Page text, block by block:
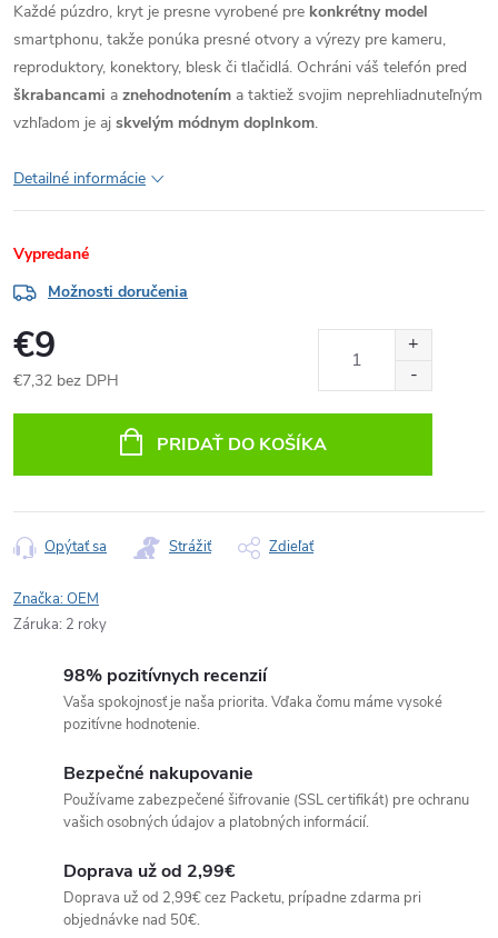
Každé púzdro, kryt je presne vyrobené pre konkrétny model
smartphonu, takže ponúka presné otvory a výrezy pre kameru,
reproduktory, konektory, blesk či tlačidlá. Ochráni váš telefón pred
škrabancami a znehodnotením a taktiež svojim neprehliadnuteľným
vzhľadom je aj skvelým módnym doplnkom.
Detailné informácie
Vypredané
Možnosti doručenia
€9
€7,32 bez DPH
PRIDAŤ DO KOŠÍKA
Opýtať sa Strážiť Zdieľať
Značka:OEM
Záruka: 2 roky
98% pozitívnych recenzií
Vaša spokojnosť je naša priorita. Vďaka čomu máme vysoké
pozitívne hodnotenie.
Bezpečné nakupovanie
Používame zabezpečené šifrovanie (SSL certifikát) pre ochranu
vašich osobných údajov a platobných informácií.
Doprava už od 2,99€
Doprava už od 2,99€ cez Packetu, prípadne zdarma pri
objednávke nad 50€.